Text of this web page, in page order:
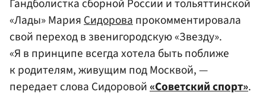
Гандболистка сборной России и тольяттинской
«Лады» МарияСидоровапрокомментировала
свой переход в звенигородскую «Звезду».
«Я в принципе всегда хотела быть поближе
к родителям, живущим под Москвой, —
передает слова Сидоровой«Советский спорт».